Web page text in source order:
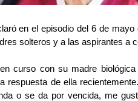
en el episodio del 6 de
solteros y a las aspirantes a
curso con su madre
respuesta de ella
o se da por vencida, me